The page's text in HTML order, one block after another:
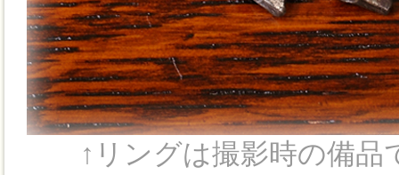
↑リングは撮影時の備